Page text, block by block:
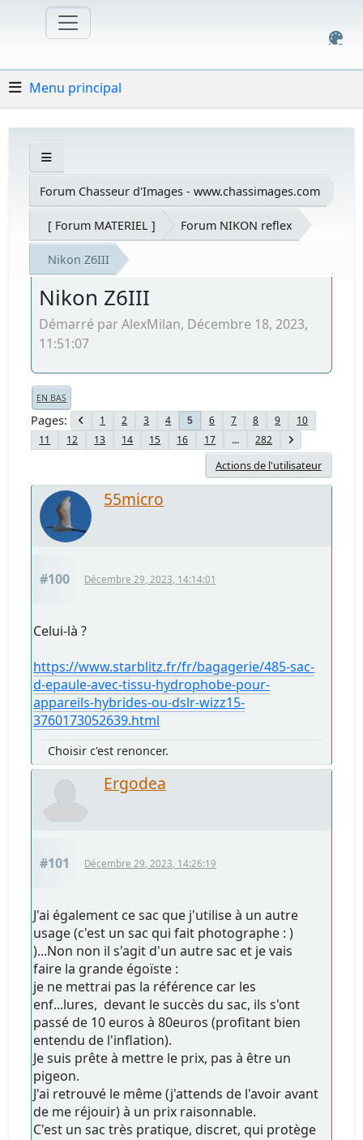
Menu principal
Forum Chasseur d'Images - www.chassimages.com
[ Forum MATERIEL ] Forum NIKON reflex
Nikon Z6III
Nikon Z6III
Démarré par AlexMilan, Décembre 18, 2023,
11:51:07
EN BAS
Pages 1 2 3 4 5 6 7 8 9
10
11
12 13 14 15 16 17 ... 282
Actions de l'utilisateur
55micro
#100 Décembre 29, 2023, 14:14:01
Celui-là ?
https://www.starblitz.fr/fr/bagagerie/485-sac-
d-epaule-avec-tissu-hydrophobe-pour-
appareils-hybrides-ou-dslr-wizz15-
3760173052639.html
Choisir c'est renoncer.
Ergodea
#101 Décembre 29, 2023, 14:26:19
J'ai également ce sac que j'utilise à un autre
usage (c'est un sac qui fait photographe : )
)...Non non il s'agit d'un autre sac et je vais
faire la grande égoïste :
je ne mettrai pas la référence car les
enf...lures, devant le succès du sac, ils s'ont
passé de 10 euros à 80euros (profitant bien
entendu de l'inflation).
Je suis prête à mettre le prix, pas à être un
pigeon.
J'ai retrouvé le même (j'attends de l'avoir avant
de me réjouir) à un prix raisonnable.
C'est un sac très pratique, discret, qui protège